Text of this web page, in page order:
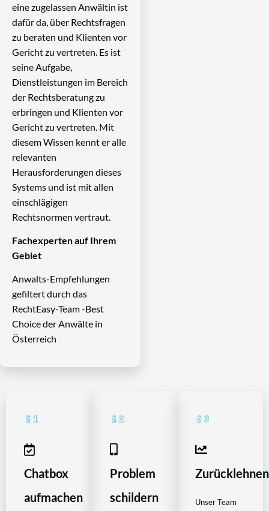
eine zugelassen Anwältin ist
dafür da, über Rechtsfragen
zu beraten und Klienten vor
Gericht zu vertreten. Es ist
seine Aufgabe,
Dienstleistungen im Bereich
der Rechtsberatung zu
erbringen und Klienten vor
Gericht zu vertreten. Mit
diesem Wissen kennt er alle
relevanten
Herausforderungen dieses
Systems und ist mit allen
einschlägigen
Rechtsnormen vertraut.
Fachexperten auf Ihrem
Gebiet
Anwalts-Empfehlungen
gefiltert durch das
RechtEasy-Team -Best
Choice der Anwälte in
Österreich
Chatbox
aufmachen
Problem
schildern
Zurücklehnen
Unser Team